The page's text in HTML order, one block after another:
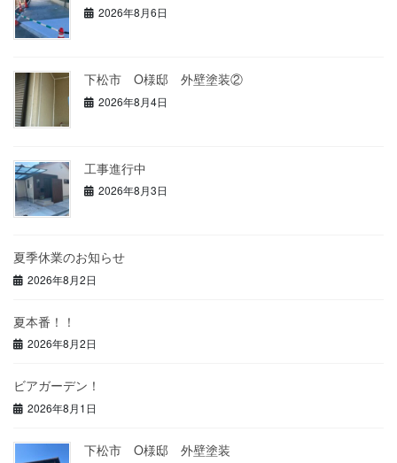
2026年8月6日
下松市 O様邸 外壁塗装②
2026年8月4日
工事進行中
2026年8月3日
夏季休業のお知らせ
2026年8月2日
夏本番！！
2026年8月2日
ビアガーデン！
2026年8月1日
下松市 O様邸 外壁塗装